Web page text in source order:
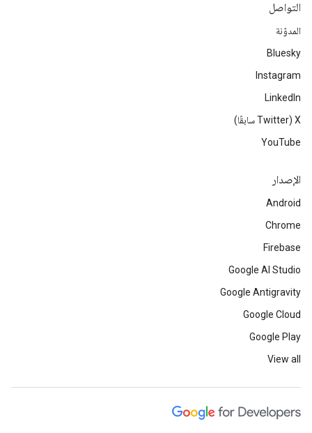
التواصل
المدوّنة
Bluesky
Instagram
LinkedIn
‫X ‏(Twitter سابقًا)
YouTube
الإصدار
Android
Chrome
Firebase
Google AI Studio
Google Antigravity
Google Cloud
Google Play
View all